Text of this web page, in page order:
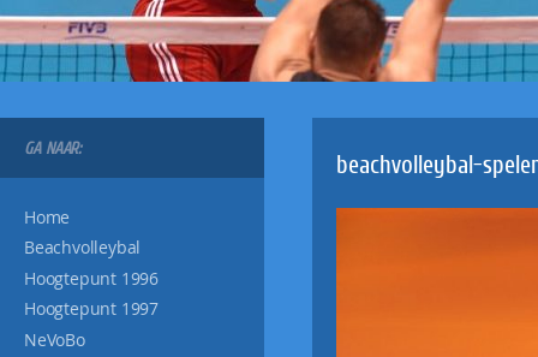
GA NAAR:
Home
Beachvolleybal
Hoogtepunt 1996
Hoogtepunt 1997
NeVoBo
beachvolleybal-